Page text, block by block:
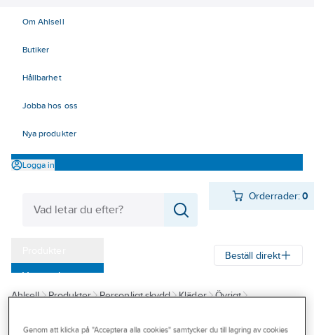
Om Ahlsell
Butiker
Hållbarhet
Jobba hos oss
Nya produkter
Logga in
Orderrader:0
Varumärken
Kampanjer
Outlet
Beställ direkt
Ahlsell Produkter Personligt skydd Kläder
Övrigt
Genom att klicka på "Acceptera alla cookies" samtycker du till lagring av cookies